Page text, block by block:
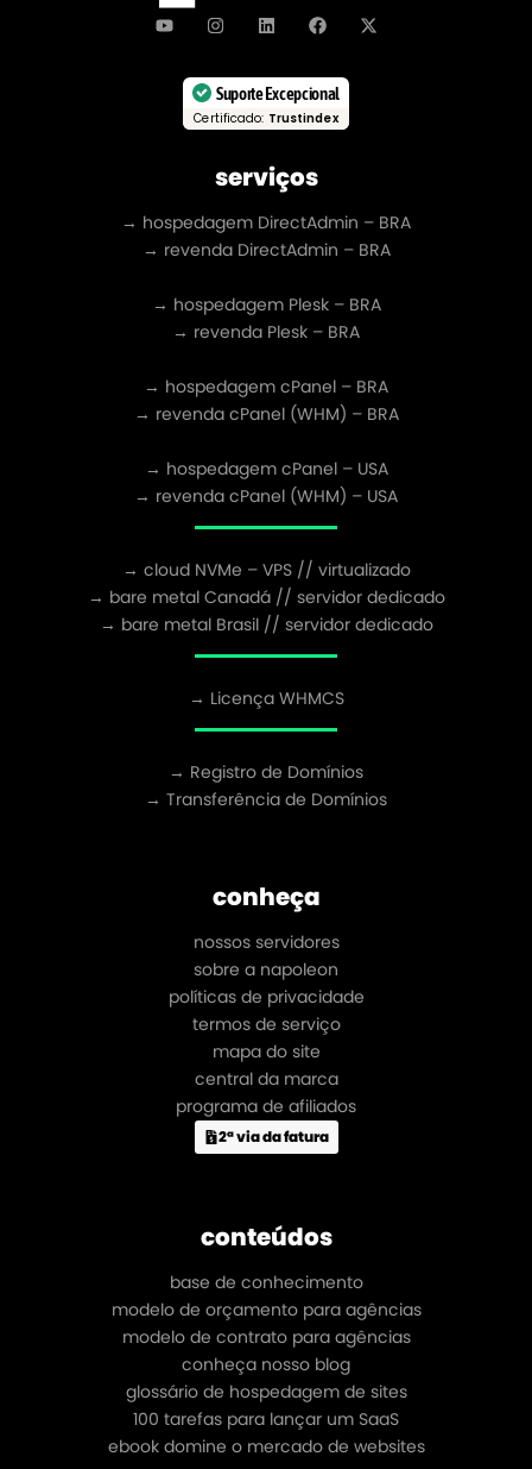
Suporte Excepcional
Certificado: Trustindex
serviços
→ hospedagem DirectAdmin – BRA
→ revenda DirectAdmin – BRA
→ hospedagem Plesk – BRA
→ revenda Plesk – BRA
→ hospedagem cPanel – BRA
→ revenda cPanel (WHM) – BRA
→ hospedagem cPanel – USA
→ revenda cPanel (WHM) – USA
→ cloud NVMe – VPS // virtualizado
→ bare metal Canadá // servidor dedicado
→ bare metal Brasil // servidor dedicado
→ Licença WHMCS
→ Registro de Domínios
→ Transferência de Domínios
conheça
nossos servidores
sobre a napoleon
políticas de privacidade
termos de serviço
mapa do site
central da marca
programa de afiliados
2ª via da fatura
conteúdos
base de conhecimento
modelo de orçamento para agências
modelo de contrato para agências
conheça nosso blog
glossário de hospedagem de sites
100 tarefas para lançar um SaaS
ebook domine o mercado de websites